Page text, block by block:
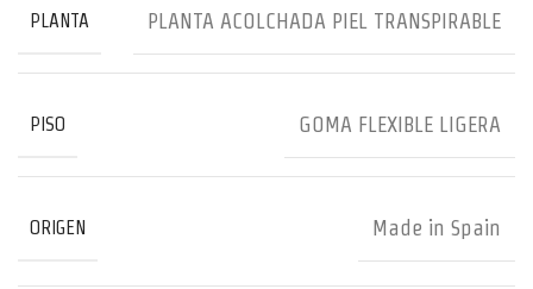
PLANTA PLANTA ACOLCHADA PIEL TRANSPIRABLE
PISO GOMA FLEXIBLE LIGERA
ORIGEN Made in Spain